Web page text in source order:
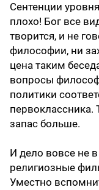
Сентенции
плохо! Бог все
творится, и не
философии, ни
цена таким
вопросы
политики
первоклассника.
запас больше.
И дело вовсе не
религиозные
Уместно